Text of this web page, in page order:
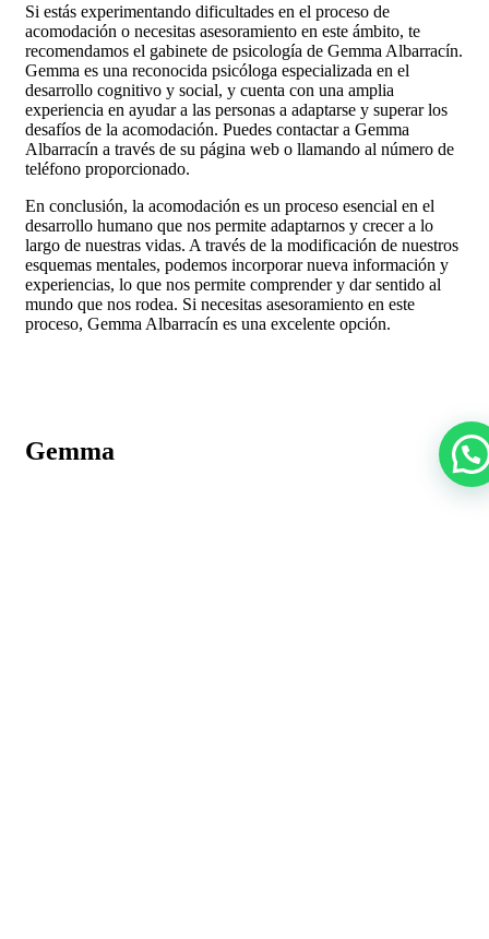
Si estás experimentando dificultades en el proceso de
acomodación o necesitas asesoramiento en este ámbito, te
recomendamos el gabinete de psicología de Gemma Albarracín.
Gemma es una reconocida psicóloga especializada en el
desarrollo cognitivo y social, y cuenta con una amplia
experiencia en ayudar a las personas a adaptarse y superar los
desafíos de la acomodación. Puedes contactar a Gemma
Albarracín a través de su página web o llamando al número de
teléfono proporcionado.
En conclusión, la acomodación es un proceso esencial en el
desarrollo humano que nos permite adaptarnos y crecer a lo
largo de nuestras vidas. A través de la modificación de nuestros
esquemas mentales, podemos incorporar nueva información y
experiencias, lo que nos permite comprender y dar sentido al
mundo que nos rodea. Si necesitas asesoramiento en este
proceso, Gemma Albarracín es una excelente opción.
Gemma